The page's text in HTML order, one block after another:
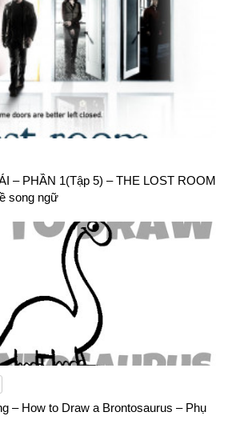
– PHẦN 1(Tập 5) – THE LOST ROOM
song ngữ
– How to Draw a Brontosaurus – Phụ